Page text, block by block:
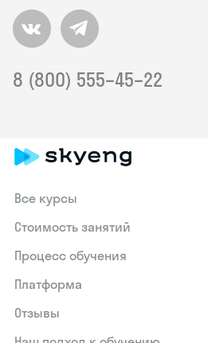
8 (800) 555–45–22
Все курсы
Стоимость занятий
Процесс обучения
Платформа
Отзывы